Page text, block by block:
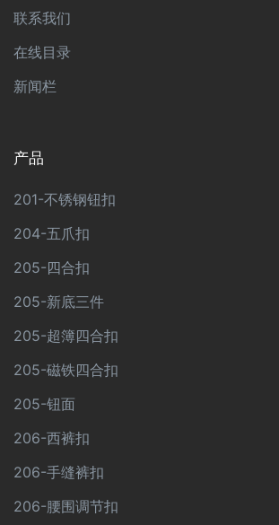
联系我们
在线目录
新闻栏
产品
201-不锈钢钮扣
204-五爪扣
205-四合扣
205-新底三件
205-超簿四合扣
205-磁铁四合扣
205-钮面
206-西裤扣
206-手缝裤扣
206-腰围调节扣